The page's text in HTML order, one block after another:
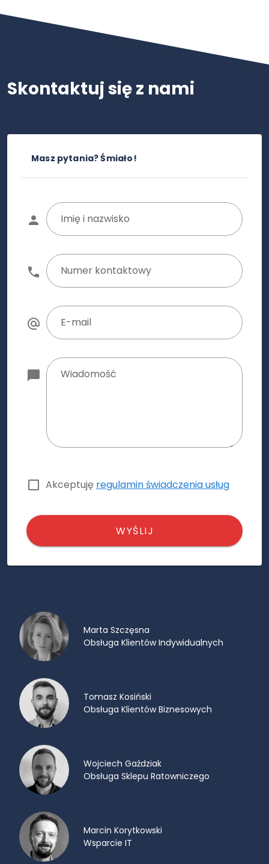
Skontaktuj się z nami
Masz pytania? Śmiało!
Imię i nazwisko
Numer kontaktowy
E-mail
Wiadomość
Akceptuję regulamin świadczenia usług
WYŚLIJ
Marta Szczęsna
Obsługa Klientów Indywidualnych
Tomasz Kosiński
Obsługa Klientów Biznesowych
Wojciech Gaździak
Obsługa Sklepu Ratowniczego
Marcin Korytkowski
Wsparcie IT